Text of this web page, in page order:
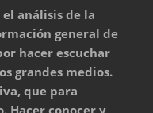
análisis de la
general de
hacer escuchar
grandes medios.
que para
Hacer conocer y